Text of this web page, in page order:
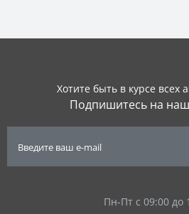
Хотите быть в курсе всех
Подпишитесь на
Пн-Пт с 09:00 до